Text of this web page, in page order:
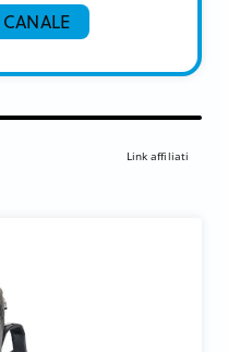
Link affiliati